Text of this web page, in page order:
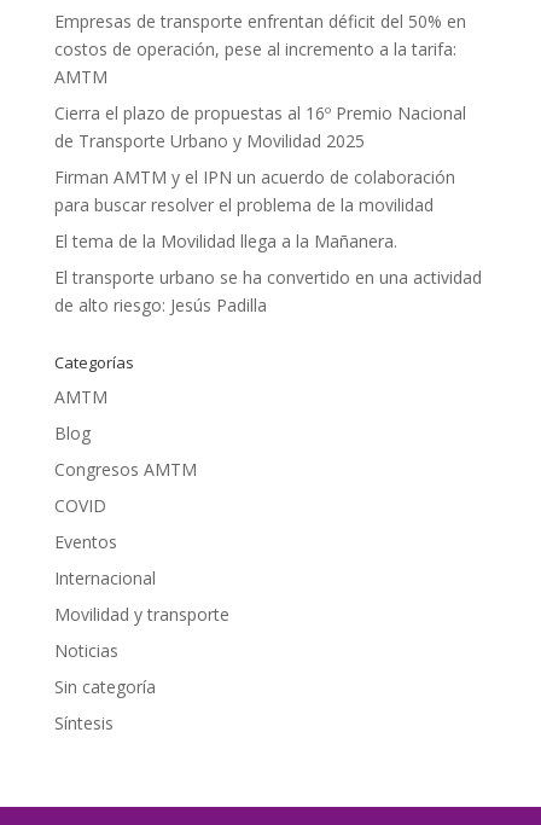
Empresas de transporte enfrentan déficit del 50% en
costos de operación, pese al incremento a la tarifa:
AMTM
Cierra el plazo de propuestas al 16º Premio Nacional
de Transporte Urbano y Movilidad 2025
Firman AMTM y el IPN un acuerdo de colaboración
para buscar resolver el problema de la movilidad
El tema de la Movilidad llega a la Mañanera.
El transporte urbano se ha convertido en una actividad
de alto riesgo: Jesús Padilla
Categorías
AMTM
Blog
Congresos AMTM
COVID
Eventos
Internacional
Movilidad y transporte
Noticias
Sin categoría
Síntesis